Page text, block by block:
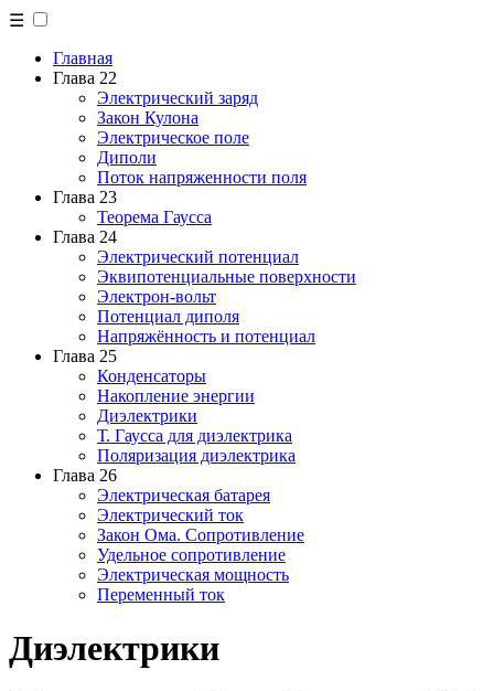
☰
Главная
Глава 22
Электрический заряд
Закон Кулона
Электрическое поле
Диполи
Поток напряженности поля
Глава 23
Теорема Гаусса
Глава 24
Электрический потенциал
Эквипотенциальные поверхности
Электрон-вольт
Потенциал диполя
Напряжённость и потенциал
Глава 25
Конденсаторы
Накопление энергии
Диэлектрики
Т. Гаусса для диэлектрика
Поляризация диэлектрика
Глава 26
Электрическая батарея
Электрический ток
Закон Ома. Сопротивление
Удельное сопротивление
Электрическая мощность
Переменный ток
Диэлектрики